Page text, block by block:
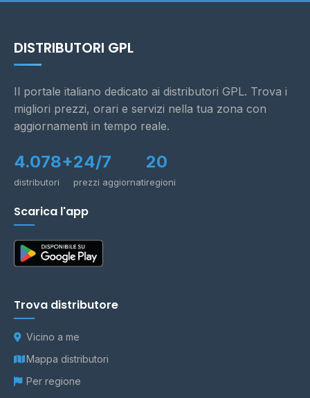
DISTRIBUTORI GPL
Il portale italiano dedicato ai distributori GPL. Trova i
migliori prezzi, orari e servizi nella tua zona con
aggiornamenti in tempo reale.
4.078+
distributori
24/7
prezzi aggiornati
20
regioni
Scarica l'app
Trova distributore
Vicino a me
Mappa distributori
Per regione